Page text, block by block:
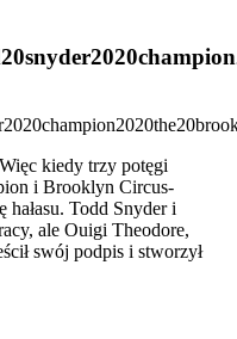
kiedy trzy potęgi
i Brooklyn Circus-
Todd Snyder i
ale Ouigi Theodore,
swój podpis i stworzył